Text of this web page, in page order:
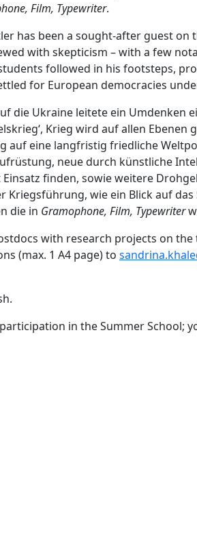
Film, Typewriter.
has been a sought-after guest
with skepticism – with a few
followed in his footsteps,
for European democracies
die Ukraine leitete ein Umdenken
Krieg wird auf allen
auf eine langfristig friedliche
neue durch künstliche
finden, sowie weitere
Kriegsführung, wie ein Blick auf
die in Gramophone, Film, Typewriter
with research projects on
(max. 1 A4 page) to
in the Summer